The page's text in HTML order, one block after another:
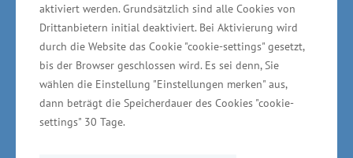
aktiviert werden. Grundsätzlich sind alle Cookies von
Drittanbietern initial deaktiviert. Bei Aktivierung wird
durch die Website das Cookie "cookie-settings" gesetzt,
bis der Browser geschlossen wird. Es sei denn, Sie
wählen die Einstellung "Einstellungen merken" aus,
dann beträgt die Speicherdauer des Cookies "cookie-
settings" 30 Tage.
Wirtschaftsministerium unterstützt vor Ort
Die Gesamtinvestitionen für das Technologie-
Entwicklungszentrum 4U betragen rund 17
Millionen Euro. Das Wirtschaftsministerium